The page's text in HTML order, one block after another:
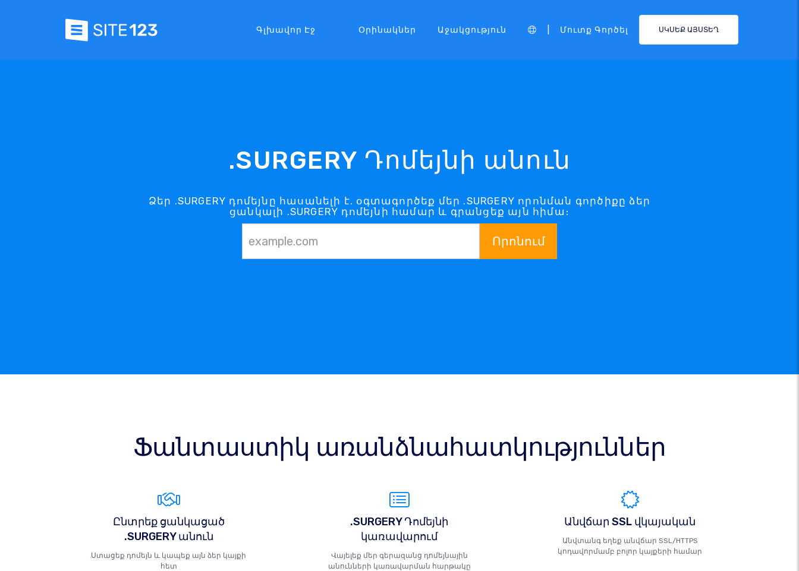
Գլխավոր Էջ Օրինակներ Աջակցություն Մուտք Գործել ՍԿՍԵՔ ԱՅՍՏԵՂ
.SURGERY Դոմեյնի անուն
Ձեր .SURGERY դոմեյնը հասանելի է. օգտագործեք մեր .SURGERY որոնման գործիքը ձեր
ցանկալի .SURGERY դոմեյնի համար և գրանցեք այն հիմա։
Որոնում
Ֆանտաստիկ առանձնահատկություններ
Ընտրեք ցանկացած
.SURGERY անուն
Ստացեք դոմեյն և կապեք այն ձեր կայքի
հետ
.SURGERY Դոմեյնի
կառավարում
Վայելեք մեր գերազանց դոմեյնային
անունների կառավարման հարթակը
Անվճար SSL վկայական
Անվտանգ եղեք անվճար SSL/HTTPS
կոդավորմամբ բոլոր կայքերի համար